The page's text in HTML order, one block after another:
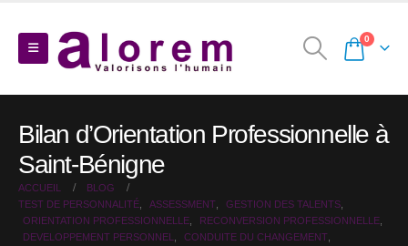
0
Bilan d’Orientation Professionnelle à
Saint-Bénigne
ACCUEIL
BLOG
TEST DE PERSONNALITÉ
ASSESSMENT GESTION DES TALENTS
ORIENTATION PROFESSIONNELLE
RECONVERSION PROFESSIONNELLE
DEVELOPPEMENT PERSONNEL
CONDUITE DU CHANGEMENT